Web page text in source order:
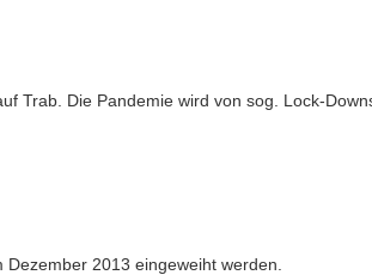
Trab. Die Pandemie wird von sog. Lock-
2013 eingeweiht werden.